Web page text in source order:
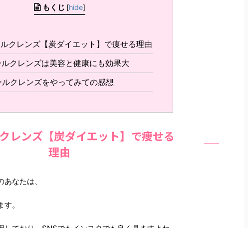
もくじ [hide]
クレンズ【炭ダイエット】で痩せる理由
クレンズは美容と健康にも効果大
クレンズをやってみての感想
レンズ【炭ダイエット】で痩せる
理由
なたは、
。